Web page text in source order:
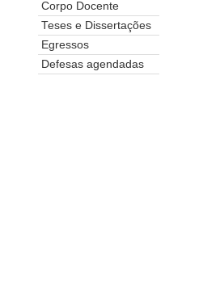
Corpo Docente
Teses e Dissertações
Egressos
Defesas agendadas